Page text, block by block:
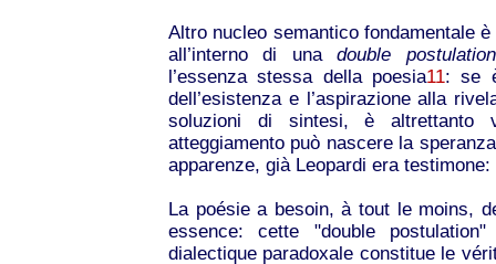
Altro nucleo semantico fondamentale è
all’interno di unadouble postulation
l’essenza stessa della poesia11: se
dell’esistenza e l’aspirazione alla
soluzioni di sintesi, è
atteggiamento può nascere la
apparenze, già Leopardi era testimone:
La poésie a besoin, à tout le moins,
essence: cette "double
dialectique paradoxale constitue le